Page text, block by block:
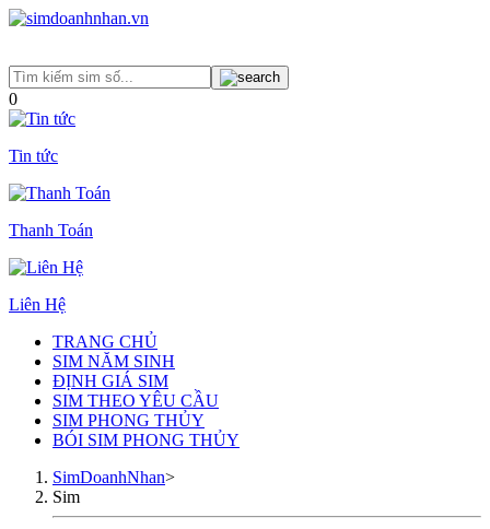
0
Tin tức
Thanh Toán
Liên Hệ
TRANG CHỦ
SIM NĂM SINH
ĐỊNH GIÁ SIM
SIM THEO YÊU CẦU
SIM PHONG THỦY
BÓI SIM PHONG THỦY
SimDoanhNhan>
Sim